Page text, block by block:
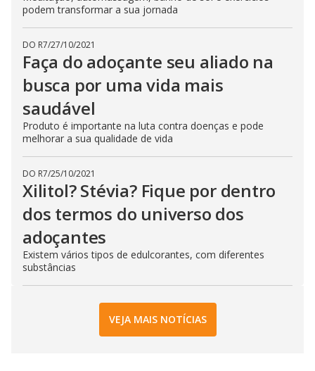
podem transformar a sua jornada
DO R7/27/10/2021
Faça do adoçante seu aliado na
busca por uma vida mais
saudável
Produto é importante na luta contra doenças e pode
melhorar a sua qualidade de vida
DO R7/25/10/2021
Xilitol? Stévia? Fique por dentro
dos termos do universo dos
adoçantes
Existem vários tipos de edulcorantes, com diferentes
substâncias
VEJA MAIS NOTÍCIAS